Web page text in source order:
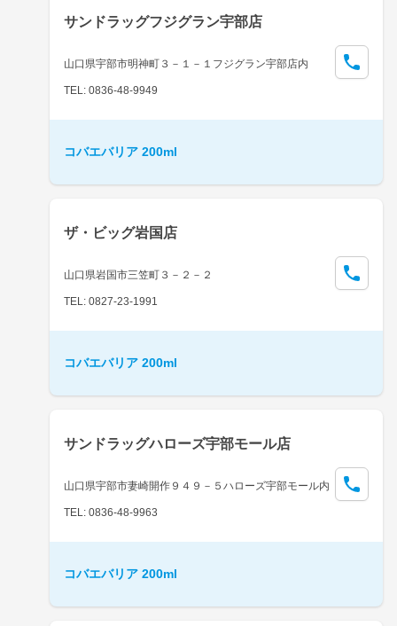
サンドラッグフジグラン宇部店
山口県宇部市明神町３－１－１フジグラン宇部店内
TEL: 0836-48-9949
コバエバリア 200ml
ザ・ビッグ岩国店
山口県岩国市三笠町３－２－２
TEL: 0827-23-1991
コバエバリア 200ml
サンドラッグハローズ宇部モール店
山口県宇部市妻崎開作９４９－５ハローズ宇部モール内
TEL: 0836-48-9963
コバエバリア 200ml